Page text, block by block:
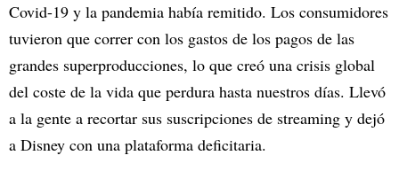
Covid-19 y la pandemia había remitido. Los consumidores
tuvieron que correr con los gastos de los pagos de las
grandes superproducciones, lo que creó una crisis global
del coste de la vida que perdura hasta nuestros días. Llevó
a la gente a recortar sus suscripciones de streaming y dejó
a Disney con una plataforma deficitaria.